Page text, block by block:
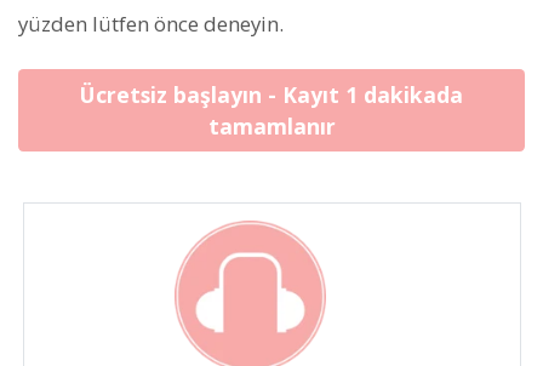
yüzden lütfen önce deneyin.
Ücretsiz başlayın - Kayıt 1 dakikada
tamamlanır